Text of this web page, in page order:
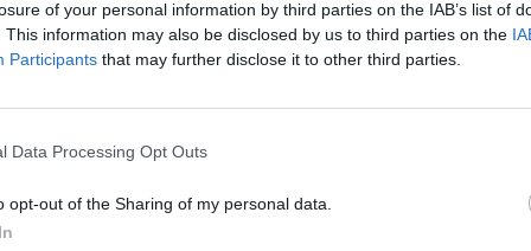
of your personal information by third parties on the IAB’s list of
This information may also be disclosed by us to third parties on the
Participants that may further disclose it to other third parties.
Data Processing Opt Outs
opt-out of the Sharing of my personal data.
145 millones en 2022